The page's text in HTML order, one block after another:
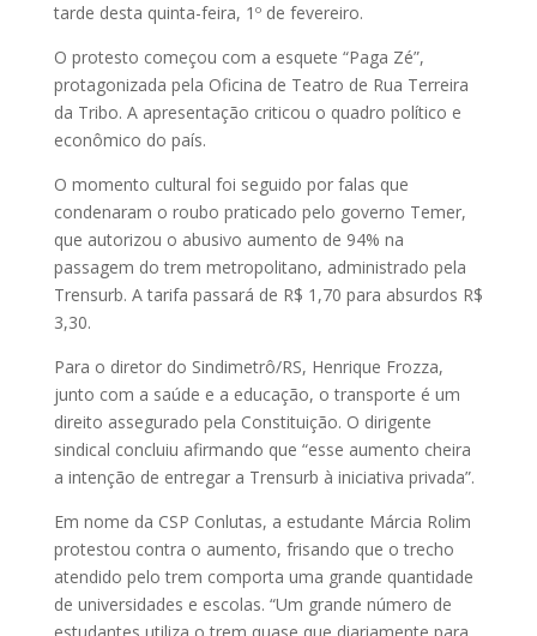
tarde desta quinta-feira, 1º de fevereiro.
O protesto começou com a esquete “Paga Zé”,
protagonizada pela Oficina de Teatro de Rua Terreira
da Tribo. A apresentação criticou o quadro político e
econômico do país.
O momento cultural foi seguido por falas que
condenaram o roubo praticado pelo governo Temer,
que autorizou o abusivo aumento de 94% na
passagem do trem metropolitano, administrado pela
Trensurb. A tarifa passará de R$ 1,70 para absurdos R$
3,30.
Para o diretor do Sindimetrô/RS, Henrique Frozza,
junto com a saúde e a educação, o transporte é um
direito assegurado pela Constituição. O dirigente
sindical concluiu afirmando que “esse aumento cheira
a intenção de entregar a Trensurb à iniciativa privada”.
Em nome da CSP Conlutas, a estudante Márcia Rolim
protestou contra o aumento, frisando que o trecho
atendido pelo trem comporta uma grande quantidade
de universidades e escolas. “Um grande número de